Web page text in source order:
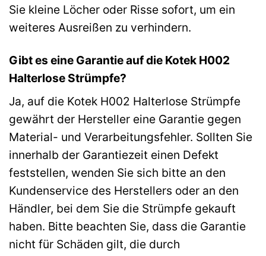
Sie kleine Löcher oder Risse sofort, um ein
weiteres Ausreißen zu verhindern.
Gibt es eine Garantie auf die Kotek H002
Halterlose Strümpfe?
Ja, auf die Kotek H002 Halterlose Strümpfe
gewährt der Hersteller eine Garantie gegen
Material- und Verarbeitungsfehler. Sollten Sie
innerhalb der Garantiezeit einen Defekt
feststellen, wenden Sie sich bitte an den
Kundenservice des Herstellers oder an den
Händler, bei dem Sie die Strümpfe gekauft
haben. Bitte beachten Sie, dass die Garantie
nicht für Schäden gilt, die durch